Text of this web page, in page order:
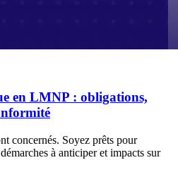
en LMNP : obligations,
concernés. Soyez prêts pour
à anticiper et impacts sur